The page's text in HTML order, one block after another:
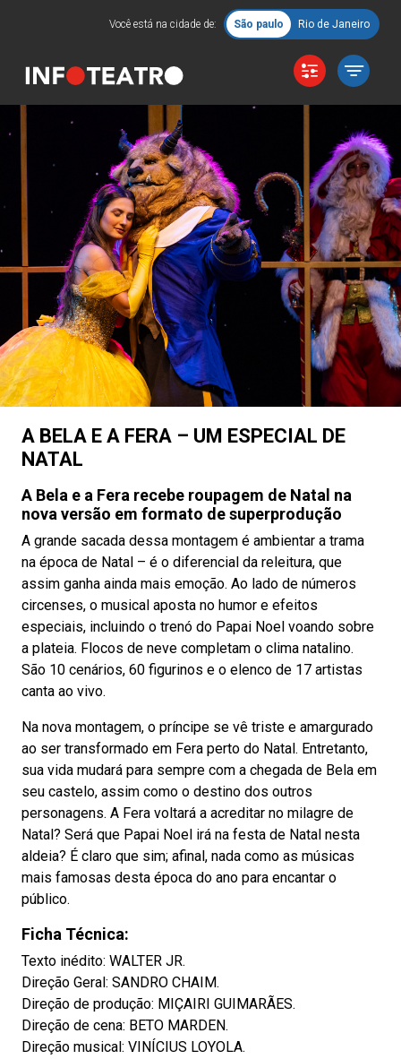
Você está na cidade de: São paulo Rio de Janeiro
A BELA E A FERA – UM ESPECIAL DE
NATAL
A Bela e a Fera recebe roupagem de Natal na
nova versão em formato de superprodução
A grande sacada dessa montagem é ambientar a trama
na época de Natal – é o diferencial da releitura, que
assim ganha ainda mais emoção. Ao lado de números
circenses, o musical aposta no humor e efeitos
especiais, incluindo o trenó do Papai Noel voando sobre
a plateia. Flocos de neve completam o clima natalino.
São 10 cenários, 60 figurinos e o elenco de 17 artistas
canta ao vivo.
Na nova montagem, o príncipe se vê triste e amargurado
ao ser transformado em Fera perto do Natal. Entretanto,
sua vida mudará para sempre com a chegada de Bela em
seu castelo, assim como o destino dos outros
personagens. A Fera voltará a acreditar no milagre de
Natal? Será que Papai Noel irá na festa de Natal nesta
aldeia? É claro que sim; afinal, nada como as músicas
mais famosas desta época do ano para encantar o
público.
Ficha Técnica:
Texto inédito: WALTER JR.
Direção Geral: SANDRO CHAIM.
Direção de produção: MIÇAIRI GUIMARÃES.
Direção de cena: BETO MARDEN.
Direção musical: VINÍCIUS LOYOLA.